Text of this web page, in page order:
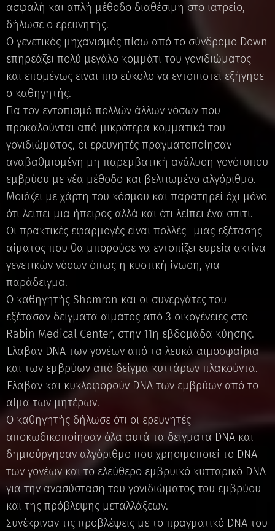
ασφαλή και απλή μέθοδο διαθέσιμη στο ιατρείο,
δήλωσε ο ερευνητής.
Ο γενετικός μηχανισμός πίσω από το σύνδρομο Down
επηρεάζει πολύ μεγάλο κομμάτι του γονιδιώματος
και επομένως είναι πιο εύκολο να εντοπιστεί εξήγησε
ο καθηγητής.
Για τον εντοπισμό πολλών άλλων νόσων που
προκαλούνται από μικρότερα κομματικά του
γονιδιώματος, οι ερευνητές πραγματοποίησαν
αναβαθμισμένη μη παρεμβατική ανάλυση γονότυπου
εμβρύου με νέα μέθοδο και βελτιωμένο αλγόριθμο.
Μοιάζει με χάρτη του κόσμου και παρατηρεί όχι μόνο
ότι λείπει μια ήπειρος αλλά και ότι λείπει ένα σπίτι.
Οι πρακτικές εφαρμογές είναι πολλές- μιας εξέτασης
αίματος που θα μπορούσε να εντοπίζει ευρεία ακτίνα
γενετικών νόσων όπως η κυστική ίνωση, για
παράδειγμα.
Ο καθηγητής Shomron και οι συνεργάτες του
εξέτασαν δείγματα αίματος από 3 οικογένειες στο
Rabin Medical Center, στην 11η εβδομάδα κύησης.
Έλαβαν DNA των γονέων από τα λευκά αιμοσφαίρια
και των εμβρύων από δείγμα κυττάρων πλακούντα.
Έλαβαν και κυκλοφορούν DNA των εμβρύων από το
αίμα των μητέρων.
Ο καθηγητής δήλωσε ότι οι ερευνητές
αποκωδικοποίησαν όλα αυτά τα δείγματα DNA και
δημιούργησαν αλγόριθμο που χρησιμοποιεί το DNA
των γονέων και το ελεύθερο εμβρυικό κυτταρικό DNA
για την ανασύσταση του γονιδιώματος του εμβρύου
και της πρόβλεψης μεταλλάξεων.
Συνέκριναν τις προβλέψεις με το πραγματικό DNA του